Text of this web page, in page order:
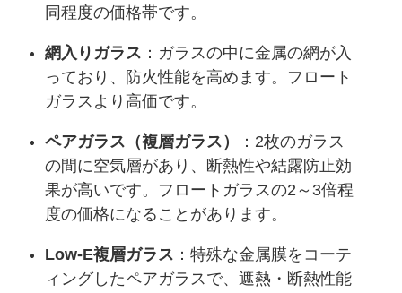
同程度の価格帯です。
網入りガラス ：ガラスの中に金属の網が入
っており、防火性能を高めます。フロート
ガラスより高価です。
ペアガラス（複層ガラス）
：2枚のガラス
の間に空気層があり、断熱性や結露防止効
果が高いです。フロートガラスの2～3倍程
度の価格になることがあります。
Low-E複層ガラス ：特殊な金属膜をコーテ
ィングしたペアガラスで、遮熱・断熱性能